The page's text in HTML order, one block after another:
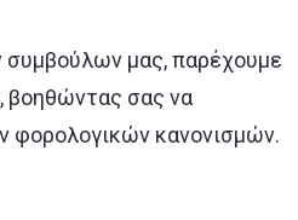
συμβούλων μας, παρέχουμε
βοηθώντας σας να
φορολογικών κανονισμών.